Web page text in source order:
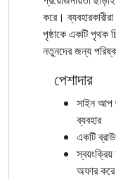
করে।
পৃষ্ঠাকে একটি পৃথক
নতুনদের জন্য
পেশাদার
সাইন আপ
ব্যবহার
একটি
অফার করে